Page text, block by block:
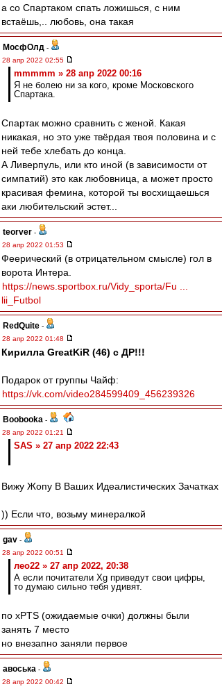
а со Спартаком спать ложишься, с ним
встаёшь,.. любовь, она такая
МосфОлд -
28 апр 2022 02:55
mmmmm » 28 апр 2022 00:16
Я не болею ни за кого, кроме Московского
Спартака.
Спартак можно сравнить с женой. Какая
никакая, но это уже твёрдая твоя половина и с
ней тебе хлебать до конца.
А Ливерпуль, или кто иной (в зависимости от
симпатий) это как любовница, а может просто
красивая фемина, которой ты восхищаешься
аки любительский эстет...
teorver -
28 апр 2022 01:53
Феерический (в отрицательном смысле) гол в
ворота Интера.
https://news.sportbox.ru/Vidy_sporta/Fu ...
lii_Futbol
RedQuite -
28 апр 2022 01:48
Кирилла GreatKiR (46) с ДР!!!
Подарок от группы Чайф:
https://vk.com/video284599409_456239326
Boobooka -
28 апр 2022 01:21
SAS » 27 апр 2022 22:43
Вижу Жопу В Ваших Идеалистических Зачатках
)) Если что, возьму минералкой
gav -
28 апр 2022 00:51
лео22 » 27 апр 2022, 20:38
А если почитатели Xg приведут свои цифры,
то думаю сильно тебя удивят.
по xPTS (ожидаемые очки) должны были
занять 7 место
но внезапно заняли первое
авоська -
28 апр 2022 00:42